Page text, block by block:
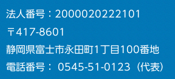
法人番号：2000020222101
〒417-8601
静岡県富士市永田町1丁目100番地
電話番号： 0545-51-0123（代表）